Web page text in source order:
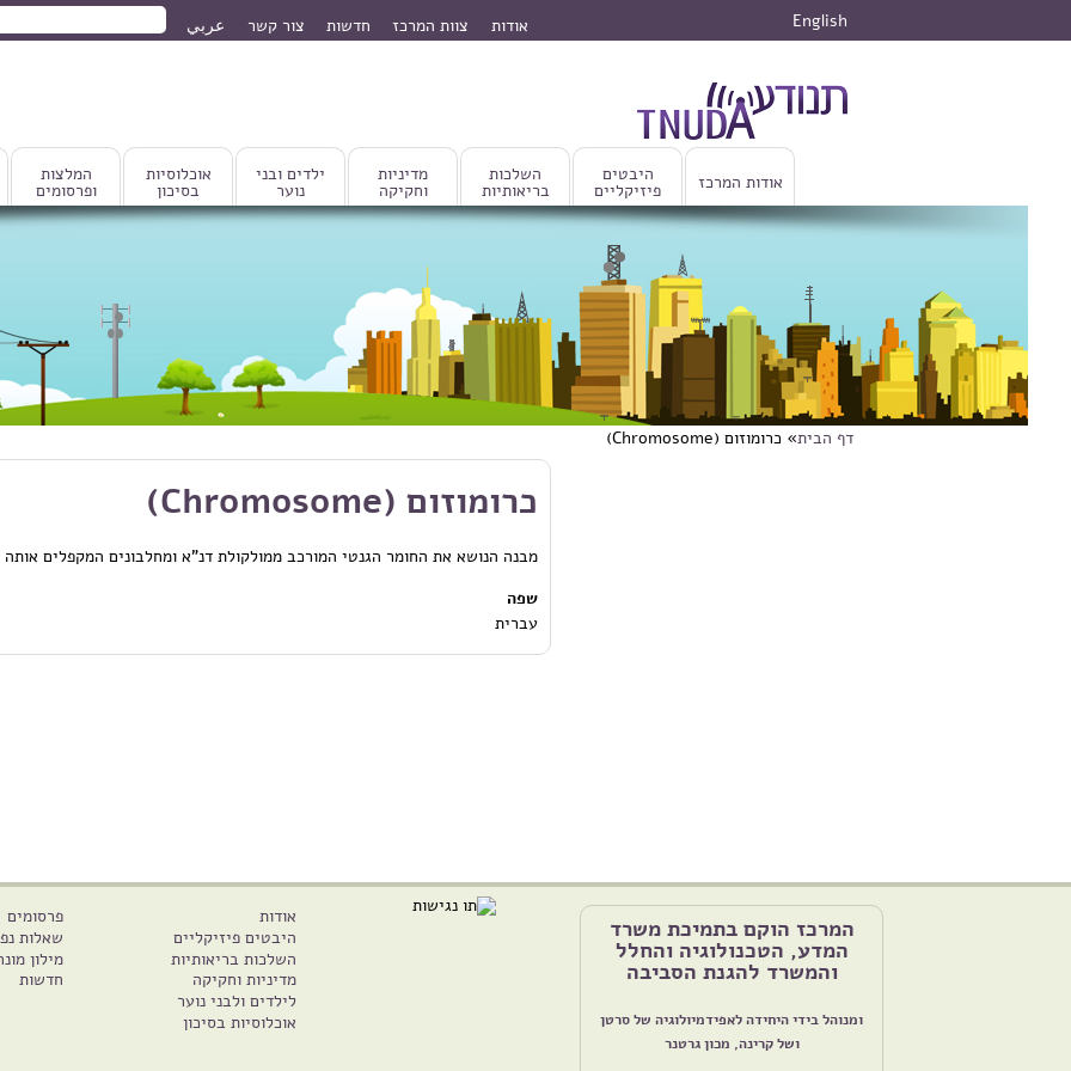
טופס חיפוש
חיפוש אודות צוות המרכז חדשות צור קשר عربي English
אודות המרכז היבטים
פיזיקליים
השלכות
בריאותיות
מדיניות
וחקיקה
ילדים ובני
נוער
אוכלוסיות
בסיכון
המלצות
ופרסומים
דף הבית» כרומוזום (Chromosome)
כרומוזום (Chromosome)
מבנה הנושא את החומר הגנטי המורכב ממולקולת דנ"א ומחלבונים המקפלים
שפה
עברית
המרכז הוקם בתמיכת משרד
המדע, הטכנולוגיה והחלל
והמשרד להגנת הסביבה
ומנוהל בידי היחידה לאפידמיולוגיה של סרטן
ושל קרינה, מכון גרטנר
אודות
היבטים פיזיקליים
השלכות בריאותיות
מדיניות וחקיקה
לילדים ולבני נוער
אוכלוסיות בסיכון
פרסומים
שאלות
מילון
חדשות